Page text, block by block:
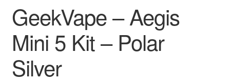
Liquids
Big Puff
Aromen
GeekVape – Aegis
Mini 5 Kit – Polar
Silver